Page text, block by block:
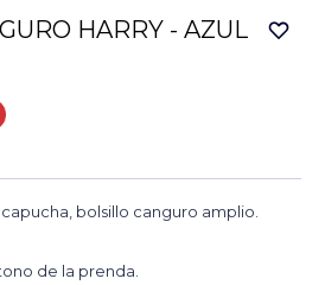
HARRY - AZUL
bolsillo canguro amplio.
de la prenda.